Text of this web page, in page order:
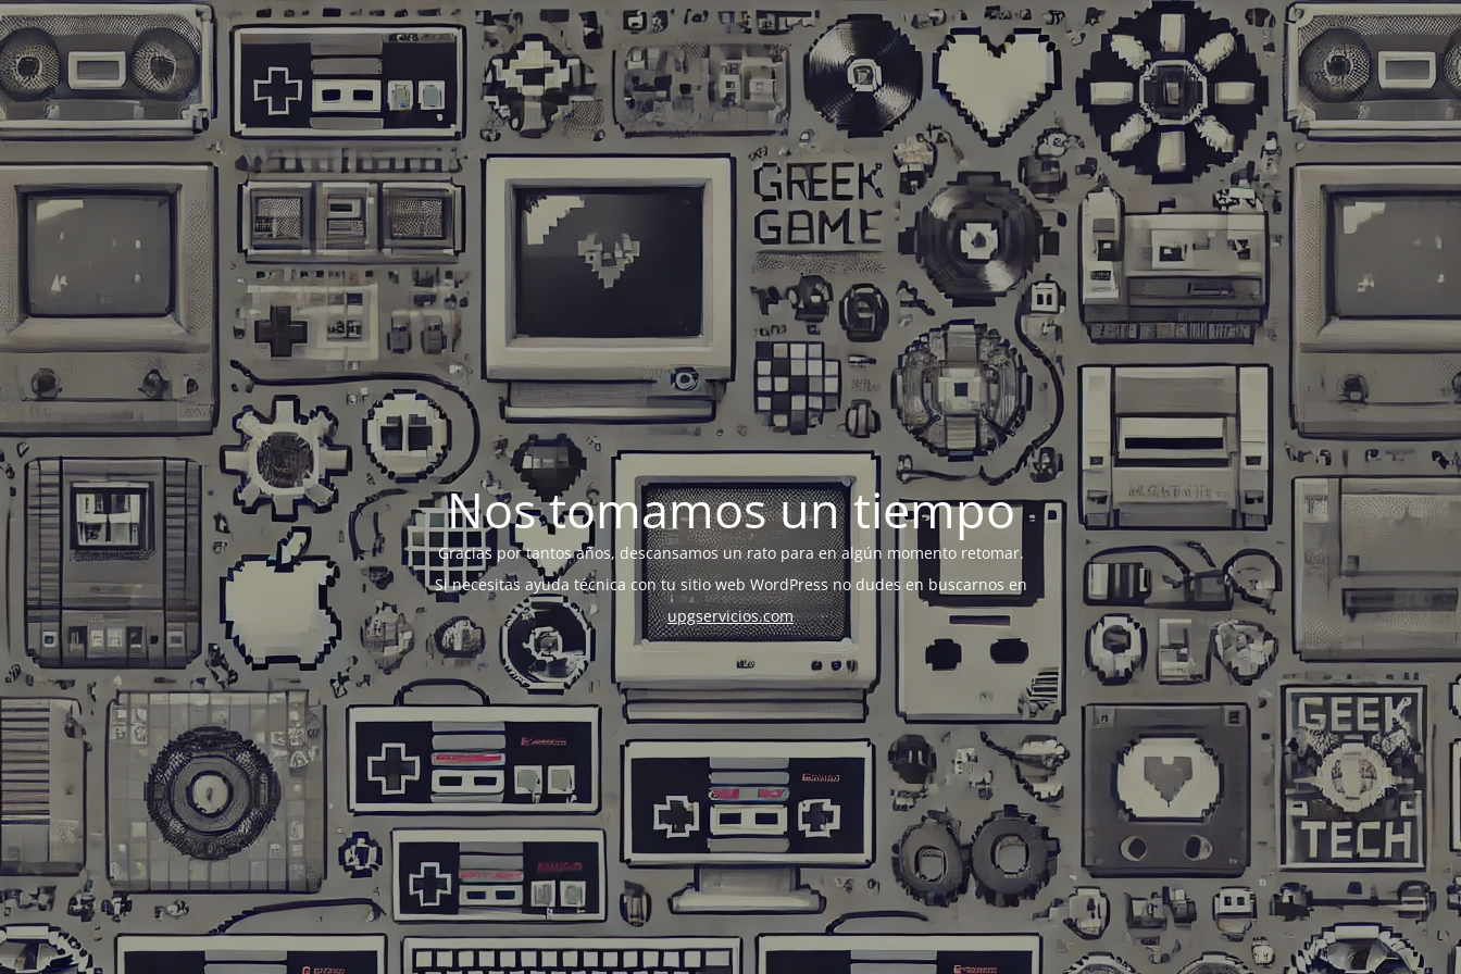
Nos tomamos un tiempo
Gracias por tantos años, descansamos un rato para en algún momento retomar.
Si necesitas ayuda técnica con tu sitio web WordPress no dudes en buscarnos en
upgservicios.com